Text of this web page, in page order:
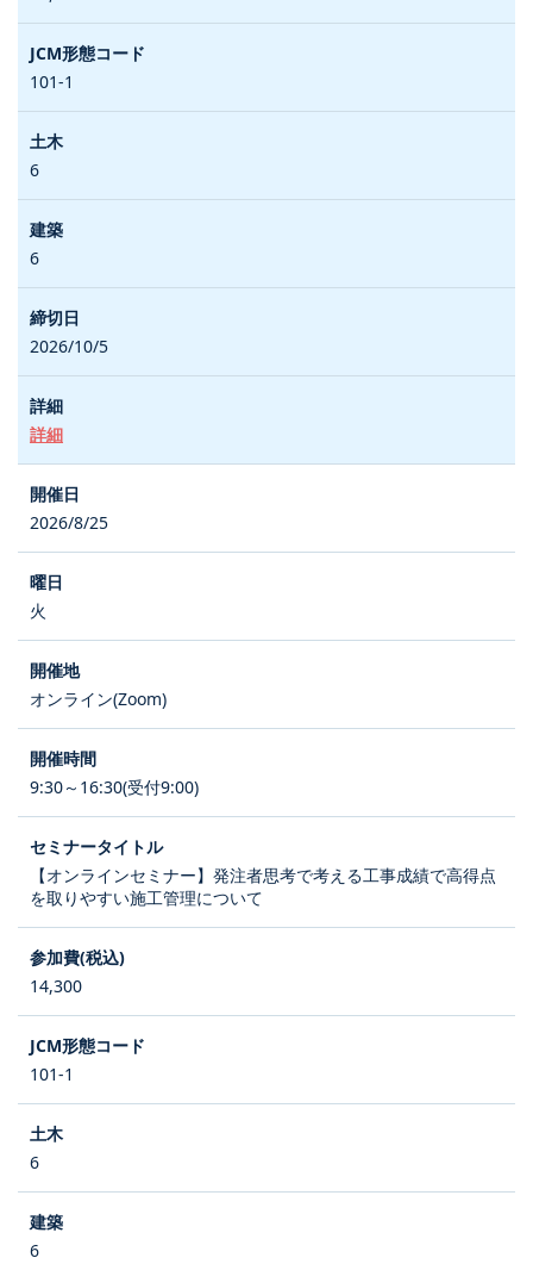
101-1
6
6
2026/10/5
詳細
2026/8/25
火
オンライン(Zoom)
9:30～16:30(受付9:00)
【オンラインセミナー】発注者思考で考える工事成績で高得点
を取りやすい施工管理について
14,300
101-1
6
6